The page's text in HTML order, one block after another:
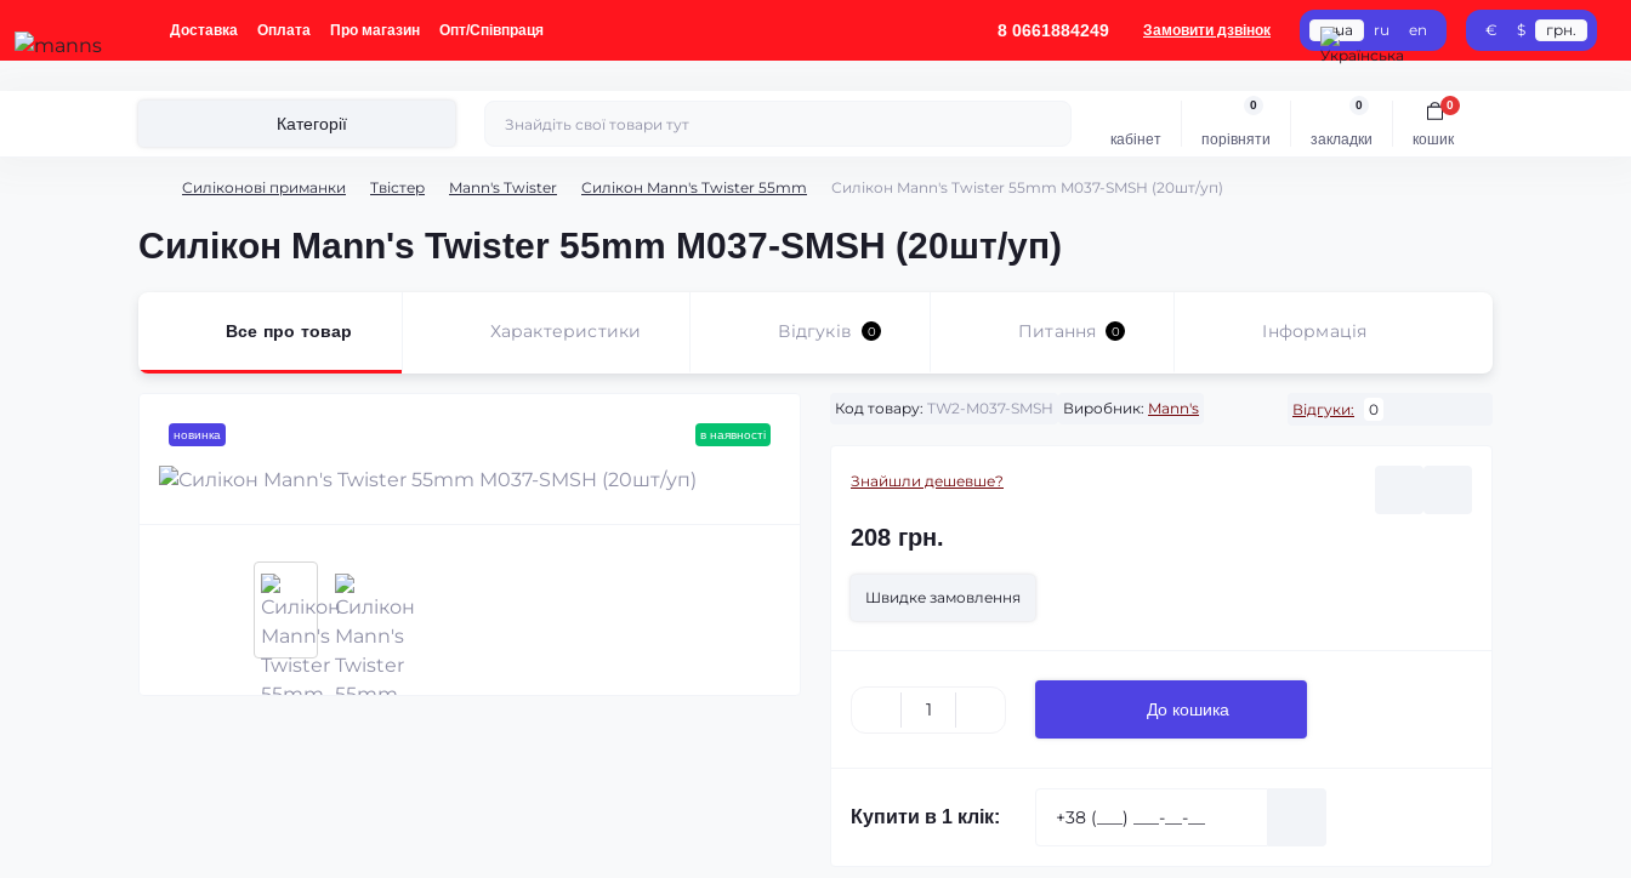
Доставка Оплата Про магазин Опт/Співпраця 8 0661884249 Замовити дзвінок ua ru en € $ грн.
Категорії
кабінет порівняти
0
закладки
0
кошик
0
Силіконові приманки Твістер Mann's Twister Силікон Mann's Twister 55mm Силікон Mann's Twister 55mm M037-SMSH (20шт/уп)
Силікон Mann's Twister 55mm M037-SMSH (20шт/уп)
Все про товар Характеристики Відгуків 0 Питання 0 Iнформація
новинка в наявності
Код товару: TW2-M037-SMSH Виробник: Mann's Відгуки: 0
Знайшли дешевше?
208 грн.
Швидке замовлення
До кошика
Купити в 1 клік: